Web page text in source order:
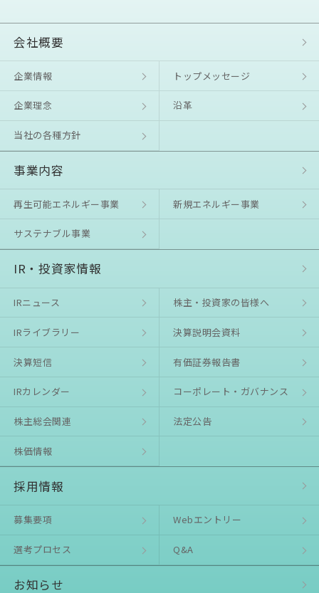
会社概要
企業情報 トップメッセージ
企業理念 沿⾰
当社の各種方針
事業内容
再生可能エネルギー事業 新規エネルギー事業
サステナブル事業
IR・投資家情報
IRニュース 株主・投資家の皆様へ
IRライブラリー 決算説明会資料
決算短信 有価証券報告書
IRカレンダー コーポレート・ガバナンス
株主総会関連 法定公告
株価情報
採用情報
募集要項 Webエントリー
選考プロセス Q&A
お知らせ